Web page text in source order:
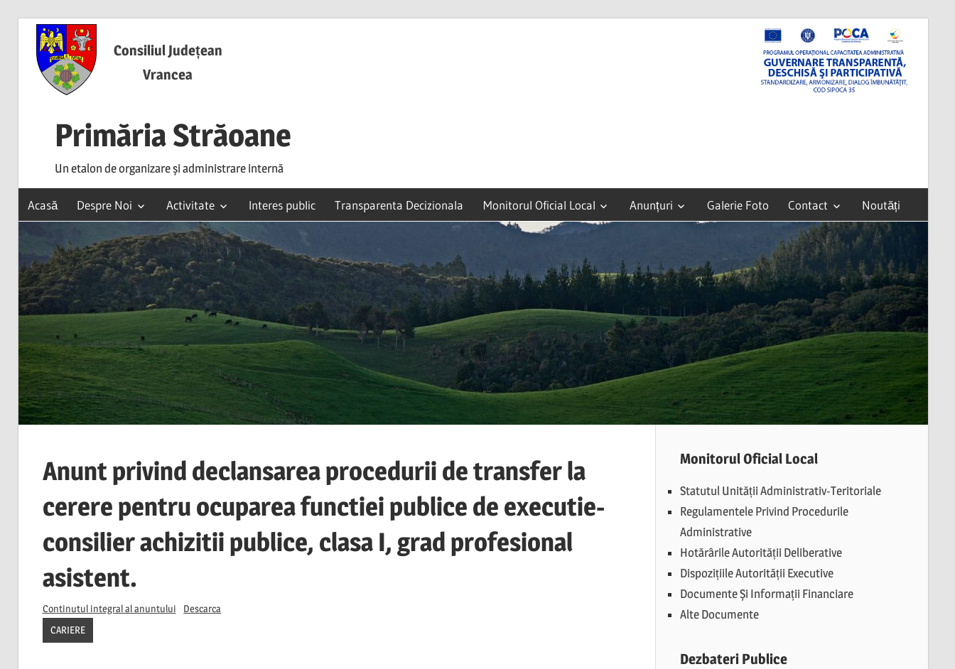
Skip
content
Consiliul Județean
Vrancea
Primăria Străoane
Un etalon de organizare și administrare internă
Acasă Despre Noi Activitate Interes public Transparenta Decizionala Monitorul Oficial Local Anunțuri Galerie Foto Contact Noutăți
Anunt privind declansarea procedurii de transfer la
cerere pentru ocuparea functiei publice de executie-
consilier achizitii publice, clasa I, grad profesional
asistent.
Continutul integral al anuntului Descarca
CARIERE
Monitorul Oficial Local
Statutul Unității Administrativ-Teritoriale
Regulamentele Privind Procedurile
Administrative
Hotărârile Autorității Deliberative
Dispozițiile Autorității Executive
Documente Și Informații Financiare
Alte Documente
Dezbateri Publice